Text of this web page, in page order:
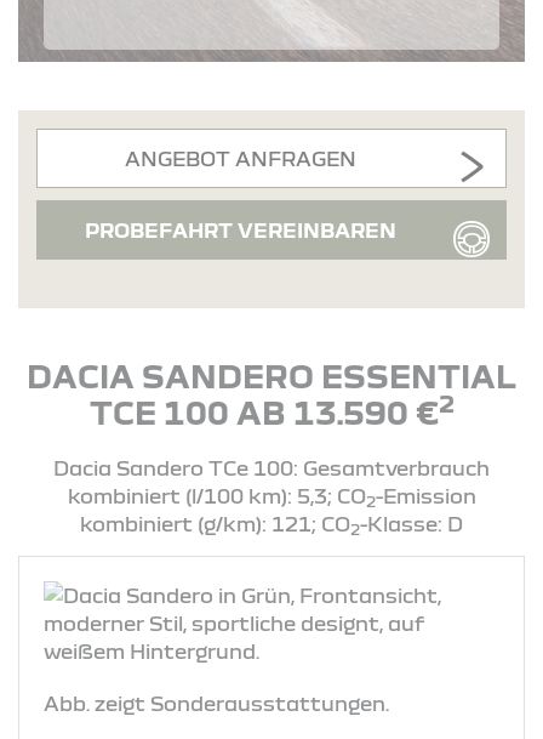
ANGEBOT ANFRAGEN
PROBEFAHRT VEREINBAREN
DACIA SANDERO ESSENTIAL
TCE 100 AB 13.590 €2
Dacia Sandero TCe 100: Gesamtverbrauch
kombiniert (l/100 km): 5,3; CO2-Emission
kombiniert (g/km): 121; CO2-Klasse: D
Abb. zeigt Sonderausstattungen.